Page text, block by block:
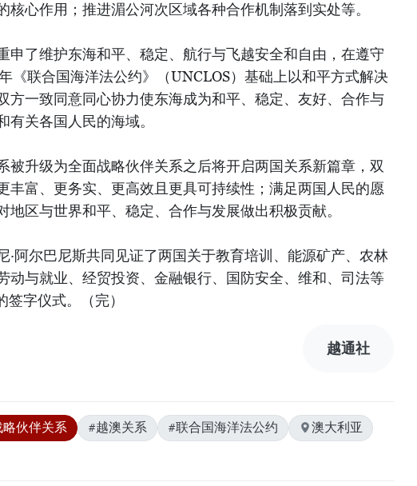
核心作用；推进湄公河次区域各种合作机制落到实处等。
申了维护东海和平、稳定、航行与飞越安全和自由，在遵守
《联合国海洋法公约》（UNCLOS）基础上以和平方式解决
方一致同意同心协力使东海成为和平、稳定、友好、合作与
有关各国人民的海域。
被升级为全面战略伙伴关系之后将开启两国关系新篇章，双
丰富、更务实、更高效且更具可持续性；满足两国人民的愿
地区与世界和平、稳定、合作与发展做出积极贡献。
·阿尔巴尼斯共同见证了两国关于教育培训、能源矿产、农林
动与就业、经贸投资、金融银行、国防安全、维和、司法等
签字仪式。（完）
越通社
伙伴关系 #越澳关系 #联合国海洋法公约
澳大利亚